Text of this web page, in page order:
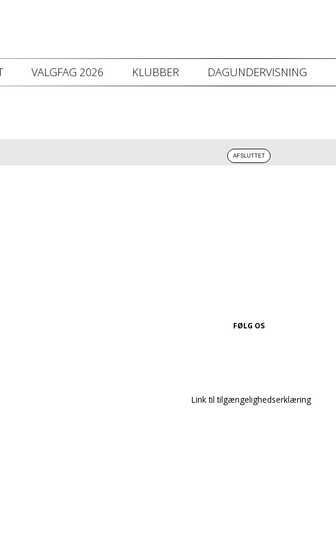
VALGFAG 2026 KLUBBER DAGUNDERVISNING
FØLG OS
Link til tilgængelighedserklæring